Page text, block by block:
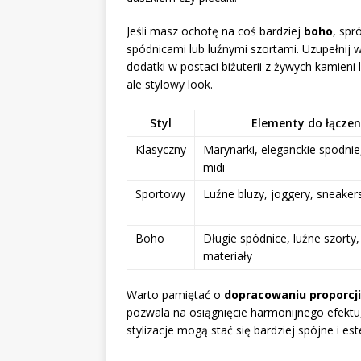
Jeśli masz ochotę na coś bardziej boho,
spódnicami lub luźnymi szortami. Uzupełnij
dodatki w postaci biżuterii z żywych
ale stylowy look.
Styl
Elementy do
Klasyczny
Marynarki, eleganckie
midi
Sportowy
Luźne bluzy, joggery,
Boho
Długie spódnice, luźne
materiały
Warto pamiętać o dopracowaniu proporcji
pozwala na osiągnięcie harmonijnego
stylizacje mogą stać się bardziej spójne i